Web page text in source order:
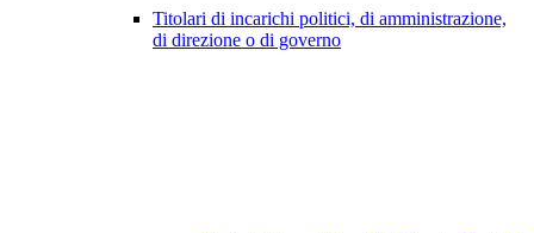
Titolari di incarichi politici, di amministrazione,
di direzione o di governo